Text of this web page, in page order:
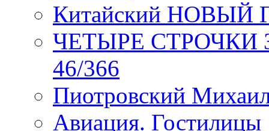
Китайский НОВЫЙ
ЧЕТЫРЕ СТРОЧКИ
46/366
Пиотровский
Авиация. Гостилицы